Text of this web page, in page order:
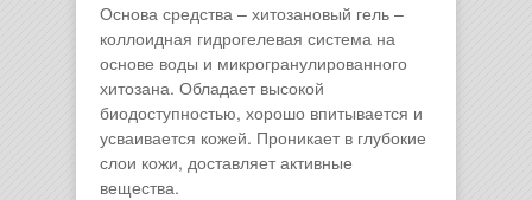
Основа средства – хитозановый гель –
коллоидная гидрогелевая система на
основе воды и микрогранулированного
хитозана. Обладает высокой
биодоступностью, хорошо впитывается и
усваивается кожей. Проникает в глубокие
слои кожи, доставляет активные
вещества.